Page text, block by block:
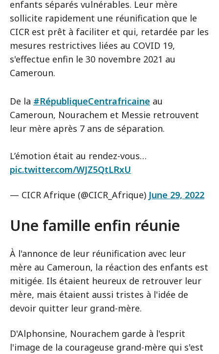
enfants séparés vulnérables. Leur mère
sollicite rapidement une réunification que le
CICR est prêt à faciliter et qui, retardée par les
mesures restrictives liées au COVID 19,
s'effectue enfin le 30 novembre 2021 au
Cameroun.
De la #RépubliqueCentrafricaine au
Cameroun, Nourachem et Messie retrouvent
leur mère après 7 ans de séparation.
L’émotion était au rendez-vous…
pic.twitter.com/WJZ5QtLRxU
— CICR Afrique (@CICR_Afrique) June 29, 2022
Une famille enfin réunie
À l'annonce de leur réunification avec leur
mère au Cameroun, la réaction des enfants est
mitigée. Ils étaient heureux de retrouver leur
mère, mais étaient aussi tristes à l'idée de
devoir quitter leur grand-mère.
D'Alphonsine, Nourachem garde à l'esprit
l'image de la courageuse grand-mère qui s'est